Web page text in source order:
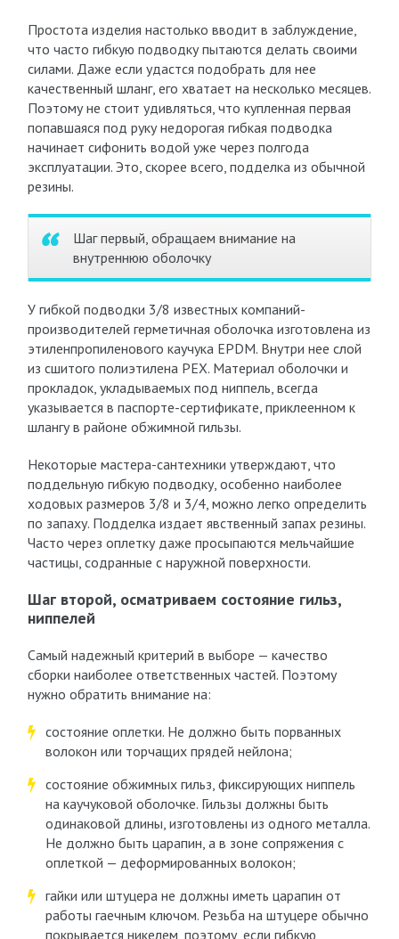
Простота изделия настолько вводит в заблуждение,
что часто гибкую подводку пытаются делать своими
силами. Даже если удастся подобрать для нее
качественный шланг, его хватает на несколько месяцев.
Поэтому не стоит удивляться, что купленная первая
попавшаяся под руку недорогая гибкая подводка
начинает сифонить водой уже через полгода
эксплуатации. Это, скорее всего, подделка из обычной
резины.
Шаг первый, обращаем внимание на
внутреннюю оболочку
У гибкой подводки 3/8 известных компаний-
производителей герметичная оболочка изготовлена из
этиленпропиленового каучука EPDM. Внутри нее слой
из сшитого полиэтилена PEX. Материал оболочки и
прокладок, укладываемых под ниппель, всегда
указывается в паспорте-сертификате, приклеенном к
шлангу в районе обжимной гильзы.
Некоторые мастера-сантехники утверждают, что
поддельную гибкую подводку, особенно наиболее
ходовых размеров 3/8 и 3/4, можно легко определить
по запаху. Подделка издает явственный запах резины.
Часто через оплетку даже просыпаются мельчайшие
частицы, содранные с наружной поверхности.
Шаг второй, осматриваем состояние гильз,
ниппелей
Самый надежный критерий в выборе — качество
сборки наиболее ответственных частей. Поэтому
нужно обратить внимание на:
состояние оплетки. Не должно быть порванных
волокон или торчащих прядей нейлона;
состояние обжимных гильз, фиксирующих ниппель
на каучуковой оболочке. Гильзы должны быть
одинаковой длины, изготовлены из одного металла.
Не должно быть царапин, а в зоне сопряжения с
оплеткой — деформированных волокон;
гайки или штуцера не должны иметь царапин от
работы гаечным ключом. Резьба на штуцере обычно
покрывается никелем, поэтому, если гибкую